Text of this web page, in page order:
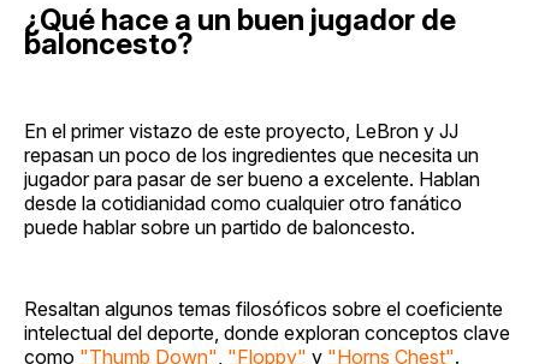
¿Qué hace a un buen jugador de
baloncesto?
En el primer vistazo de este proyecto, LeBron y JJ
repasan un poco de los ingredientes que necesita un
jugador para pasar de ser bueno a excelente. Hablan
desde la cotidianidad como cualquier otro fanático
puede hablar sobre un partido de baloncesto.
Resaltan algunos temas filosóficos sobre el coeficiente
intelectual del deporte, donde exploran conceptos clave
como "Thumb Down" "Floppy" y "Horns Chest".